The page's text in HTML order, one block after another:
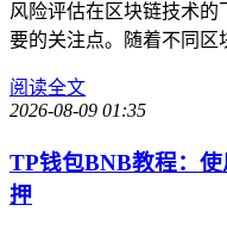
风险评估在区块链技术
要的关注点。随着不同区
阅读全文
2026-08-09 01:35
TP钱包BNB教程：
押